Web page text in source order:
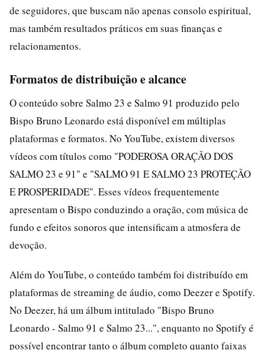
de seguidores, que buscam não apenas consolo espiritual,
mas também resultados práticos em suas finanças e
relacionamentos.
Formatos de distribuição e alcance
O conteúdo sobre Salmo 23 e Salmo 91 produzido pelo
Bispo Bruno Leonardo está disponível em múltiplas
plataformas e formatos. No YouTube, existem diversos
vídeos com títulos como "PODEROSA ORAÇÃO DOS
SALMO 23 e 91" e "SALMO 91 E SALMO 23 PROTEÇÃO
E PROSPERIDADE". Esses vídeos frequentemente
apresentam o Bispo conduzindo a oração, com música de
fundo e efeitos sonoros que intensificam a atmosfera de
devoção.
Além do YouTube, o conteúdo também foi distribuído em
plataformas de streaming de áudio, como Deezer e Spotify.
No Deezer, há um álbum intitulado "Bispo Bruno
Leonardo - Salmo 91 e Salmo 23...", enquanto no Spotify é
possível encontrar tanto o álbum completo quanto faixas